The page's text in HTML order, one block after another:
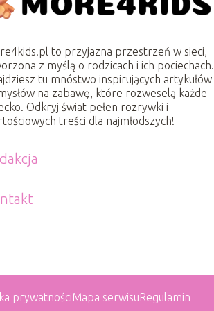
to przyjazna przestrzeń w sieci,
z myślą o rodzicach i ich pociechach.
tu mnóstwo inspirujących artykułów
na zabawę, które rozweselą każde
Odkryj świat pełen rozrywki i
treści dla najmłodszych!
prywatnościMapa serwisuRegulamin